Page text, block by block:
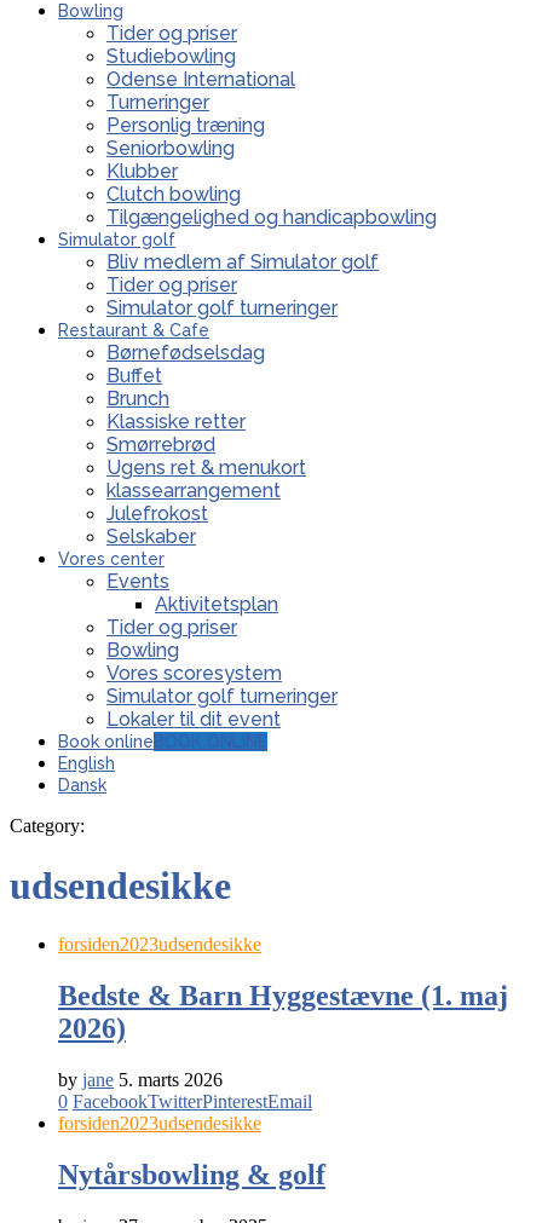
Bowling
Tider og priser
Studiebowling
Odense International
Turneringer
Personlig træning
Seniorbowling
Klubber
Clutch bowling
Tilgængelighed og handicapbowling
Simulator golf
Bliv medlem af Simulator golf
Tider og priser
Simulator golf turneringer
Restaurant & Cafe
Børnefødselsdag
Buffet
Brunch
Klassiske retter
Smørrebrød
Ugens ret & menukort
klassearrangement
Julefrokost
Selskaber
Vores center
Events
Aktivitetsplan
Tider og priser
Bowling
Vores scoresystem
Simulator golf turneringer
Lokaler til dit event
Book onlineBOOK ONLINE
English
Dansk
Category:
udsendesikke
forsiden2023udsendesikke
Bedste & Barn Hyggestævne (1. maj
2026)
by jane 5. marts 2026
0 FacebookTwitterPinterestEmail
forsiden2023udsendesikke
Nytårsbowling & golf